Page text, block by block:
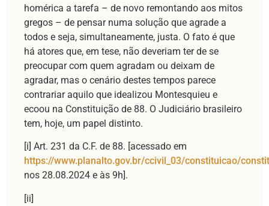
homérica a tarefa – de novo remontando aos mitos
gregos – de pensar numa solução que agrade a
todos e seja, simultaneamente, justa. O fato é que
há atores que, em tese, não deveriam ter de se
preocupar com quem agradam ou deixam de
agradar, mas o cenário destes tempos parece
contrariar aquilo que idealizou Montesquieu e
ecoou na Constituição de 88. O Judiciário brasileiro
tem, hoje, um papel distinto.
[i] Art. 231 da C.F. de 88. [acessado em
https://www.planalto.gov.br/ccivil_03/constituicao/
nos 28.08.2024 e às 9h].
[ii]